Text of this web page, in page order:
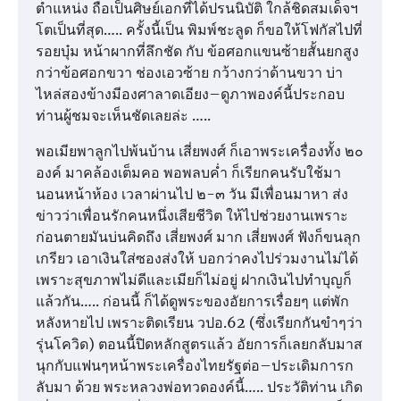
ตำแหน่ง ถือเป็นศิษย์เอกที่ได้ปรนนิบัติ ใกล้ชิดสมเด็จฯ
โตเป็นที่สุด….. ครั้งนี้เป็น พิมพ์ชะลูด ก็ขอให้โฟกัสไปที่
รอยบุ๋ม หน้าผากที่ลึกชัด กับ ข้อศอกแขนซ้ายสั้นยกสูง
กว่าข้อศอกขวา ช่องเอวซ้าย กว้างกว่าด้านขวา บ่า
ไหล่สองข้างมีองศาลาดเอียง–ดูภาพองค์นี้ประกอบ
ท่านผู้ชมจะเห็นชัดเลยล่ะ …..
พอเมียพาลูกไปพ้นบ้าน เสี่ยพงศ์ ก็เอาพระเครื่องทั้ง ๒๐
องค์ มาคล้องเต็มคอ พอพลบค่ำ ก็เรียกคนรับใช้มา
นอนหน้าห้อง เวลาผ่านไป ๒-๓ วัน มีเพื่อนมาหา ส่ง
ข่าวว่าเพื่อนรักคนหนึ่งเสียชีวิต ให้ไปช่วยงานเพราะ
ก่อนตายมันบ่นคิดถึง เสี่ยพงศ์ มาก เสี่ยพงศ์ ฟังก็ขนลุก
เกรียว เอาเงินใส่ซองส่งให้ บอกว่าคงไปร่วมงานไม่ได้
เพราะสุขภาพไม่ดีและเมียก็ไม่อยู่ ฝากเงินไปทำบุญก็
แล้วกัน….. ก่อนนี้ ก็ได้ดูพระของอัยการเรื่อยๆ แต่พัก
หลังหายไป เพราะติดเรียน วปอ.62 (ซึ่งเรียกกันขำๆว่า
รุ่นโควิด) ตอนนี้ปิดหลักสูตรแล้ว อัยการก็เลยกลับมาส
นุกกับแฟนๆหน้าพระเครื่องไทยรัฐต่อ–ประเดิมการก
ลับมา ด้วย พระหลวงพ่อทวดองค์นี้….. ประวัติท่าน เกิด